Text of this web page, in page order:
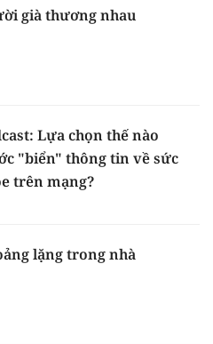
già thương nhau
Lựa chọn thế nào
"biển" thông tin về sức
trên mạng?
lặng trong nhà